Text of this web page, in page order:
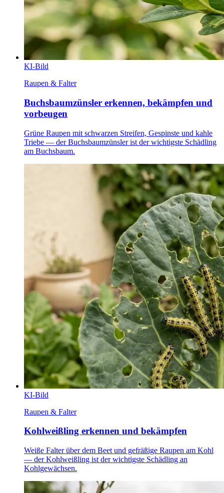
KI-Bild
Raupen & Falter
Buchsbaumzünsler erkennen, bekämpfen und
vorbeugen
Grüne Raupen mit schwarzen Streifen, Gespinste und kahle
Triebe — der Buchsbaumzünsler ist der wichtigste Schädling
am Buchsbaum.
KI-Bild
Raupen & Falter
Kohlweißling erkennen und bekämpfen
Weiße Falter über dem Beet und gefräßige Raupen am Kohl
— der Kohlweißling ist der wichtigste Schädling an
Kohlgewächsen.